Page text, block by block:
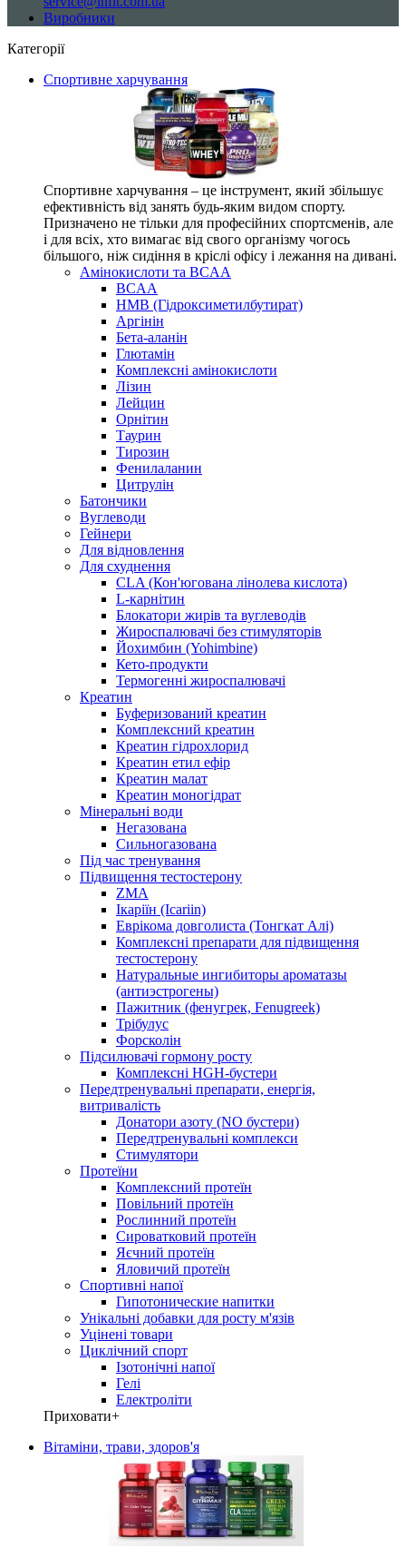
Виробники
Категорії
Спортивне харчування
Спортивне харчування – це інструмент, який збільшує
ефективність від занять будь-яким видом спорту.
Призначено не тільки для професійних спортсменів, але
і для всіх, хто вимагає від свого організму чогось
більшого, ніж сидіння в кріслі офісу і лежання на дивані.
Амінокислоти та BCAA
BCAA
HMB (Гідроксиметилбутират)
Аргінін
Бета-аланін
Глютамін
Комплексні амінокислоти
Лізин
Лейцин
Орнітин
Таурин
Тирозин
Фенилаланин
Цитрулін
Батончики
Вуглеводи
Гейнери
Для відновлення
Для схуднення
CLA (Кон'югована лінолева кислота)
L-карнітин
Блокатори жирів та вуглеводів
Жироспалювачі без стимуляторів
Йохимбин (Yohimbine)
Кето-продукти
Термогенні жироспалювачі
Креатин
Буферизований креатин
Комплексний креатин
Креатин гідрохлорид
Креатин етил ефір
Креатин малат
Креатин моногідрат
Мінеральні води
Негазована
Сильногазована
Під час тренування
Підвищення тестостерону
ZMA
Ікаріїн (Icariin)
Еврікома довголиста (Тонгкат Алі)
Комплексні препарати для підвищення
тестостерону
Натуральные ингибиторы ароматазы
(антиэстрогены)
Пажитник (фенугрек, Fenugreek)
Трібулус
Форсколін
Підсилювачі гормону росту
Комплексні HGH-бустери
Передтренувальні препарати, енергія,
витривалість
Донатори азоту (NO бустери)
Передтренувальні комплекси
Стимулятори
Протеїни
Комплексний протеїн
Повільний протеїн
Рослинний протеїн
Сироватковий протеїн
Яєчний протеїн
Яловичий протеїн
Спортивні напої
Гипотонические напитки
Унікальні добавки для росту м'язів
Уцінені товари
Циклічний спорт
Ізотонічні напої
Гелі
Електроліти
Приховати+
Вітаміни, трави, здоров'я